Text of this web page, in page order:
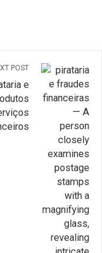
POST
e